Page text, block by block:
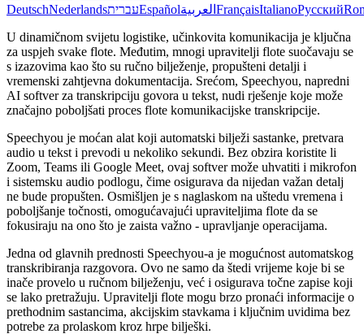
DeutschNederlandsעבריתEspañolالعربية FrançaisItalianoРусский
U dinamičnom svijetu logistike, učinkovita komunikacija je ključna
za uspjeh svake flote. Međutim, mnogi upravitelji flote suočavaju se
s izazovima kao što su ručno bilježenje, propušteni detalji i
vremenski zahtjevna dokumentacija. Srećom, Speechyou, napredni
AI softver za transkripciju govora u tekst, nudi rješenje koje može
značajno poboljšati proces flote komunikacijske transkripcije.
Speechyou je moćan alat koji automatski bilježi sastanke, pretvara
audio u tekst i prevodi u nekoliko sekundi. Bez obzira koristite li
Zoom, Teams ili Google Meet, ovaj softver može uhvatiti i mikrofon
i sistemsku audio podlogu, čime osigurava da nijedan važan detalj
ne bude propušten. Osmišljen je s naglaskom na uštedu vremena i
poboljšanje točnosti, omogućavajući upraviteljima flote da se
fokusiraju na ono što je zaista važno - upravljanje operacijama.
Jedna od glavnih prednosti Speechyou-a je mogućnost automatskog
transkribiranja razgovora. Ovo ne samo da štedi vrijeme koje bi se
inače provelo u ručnom bilježenju, već i osigurava točne zapise koji
se lako pretražuju. Upravitelji flote mogu brzo pronaći informacije o
prethodnim sastancima, akcijskim stavkama i ključnim uvidima bez
potrebe za prolaskom kroz hrpe bilješki.